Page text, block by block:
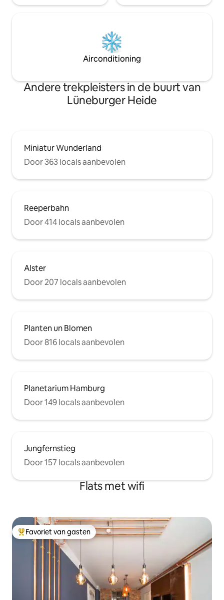
Airconditioning
Andere trekpleisters in de buurt van
Lüneburger Heide
Miniatur Wunderland
Door 363 locals aanbevolen
Reeperbahn
Door 414 locals aanbevolen
Alster
Door 207 locals aanbevolen
Planten un Blomen
Door 816 locals aanbevolen
Planetarium Hamburg
Door 149 locals aanbevolen
Jungfernstieg
Door 157 locals aanbevolen
Flats met wifi
Topfavoriet van gasten
Favoriet van gasten